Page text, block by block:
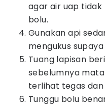
agar air uap
bolu.
Gunakan api
mengukus
Tuang lapisan
sebelumnya
terlihat tegas
Tunggu bolu